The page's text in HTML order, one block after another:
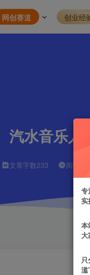
汽水音乐人
文章字数233 阅读耗时
网创赛道 创业经
专
实
本
滥